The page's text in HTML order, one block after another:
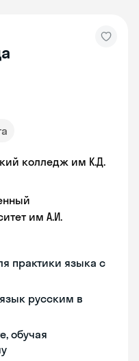
колледж им К.Д.
им А.И.
практики языка с
русским в
обучая